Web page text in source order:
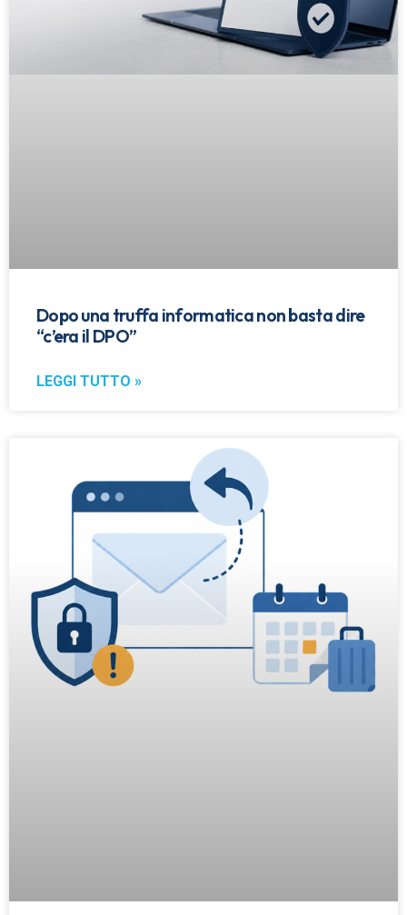
Dopo una truffa informatica non basta dire
“c’era il DPO”
LEGGI TUTTO »